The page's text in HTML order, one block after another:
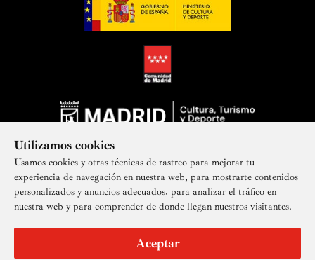
Utilizamos cookies
Usamos cookies y otras técnicas de rastreo para mejorar tu
experiencia de navegación en nuestra web, para mostrarte contenidos
personalizados y anuncios adecuados, para analizar el tráfico en
nuestra web y para comprender de donde llegan nuestros visitantes.
Aceptar
Suscríbete a nuestra newsletter